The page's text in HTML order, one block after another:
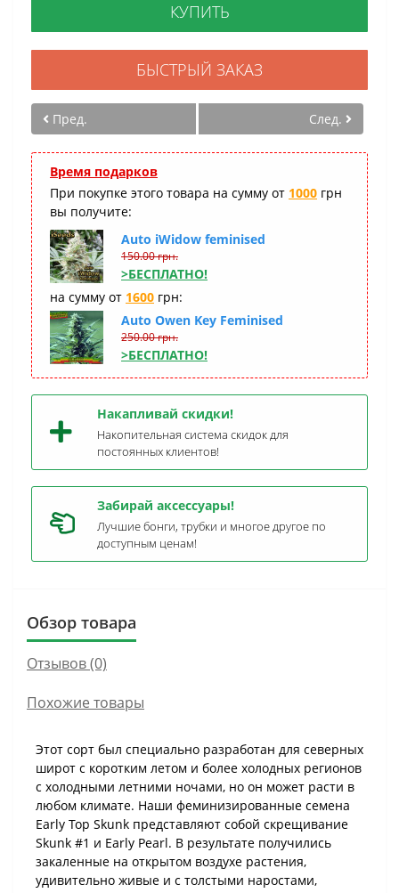
КУПИТЬ
БЫСТРЫЙ ЗАКАЗ
Пред. След.
Время подарков
При покупке этого товара на сумму от 1000 грн
вы получите:
Auto iWidow feminised
150.00 грн.
>БЕСПЛАТНО!
на сумму от 1600 грн:
Auto Owen Key Feminised
250.00 грн.
>БЕСПЛАТНО!
Накапливай скидки!
Накопительная система скидок для
постоянных клиентов!
Забирай аксессуары!
Лучшие бонги, трубки и многое другое по
доступным ценам!
Обзор товара
Отзывов (0)
Похожие товары
Этот сорт был специально разработан для северных
широт с коротким летом и более холодных регионов
с холодными летними ночами, но он может расти в
любом климате. Наши феминизированные семена
Early Top Skunk представляют собой скрещивание
Skunk #1 и Early Pearl. В результате получились
закаленные на открытом воздухе растения,
удивительно живые и с толстыми наростами,